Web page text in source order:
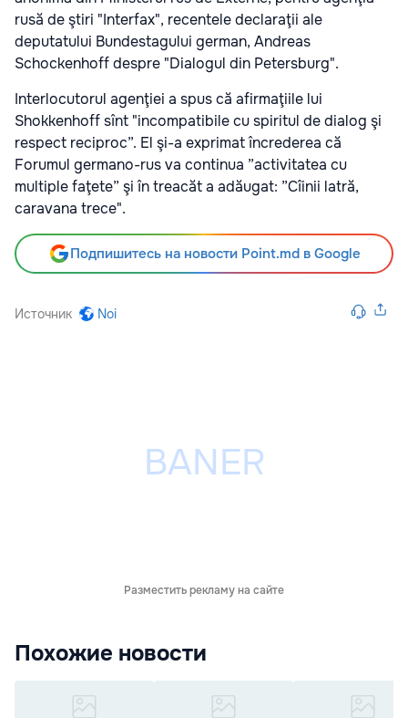
rusă de ştiri "Interfax", recentele declaraţii ale
deputatului Bundestagului german, Andreas
Schockenhoff despre "Dialogul din Petersburg".
Interlocutorul agenţiei a spus că afirmaţiile lui
Shokkenhoff sînt "incompatibile cu spiritul de dialog şi
respect reciproc”. El şi-a exprimat încrederea că
Forumul germano-rus va continua ”activitatea cu
multiple faţete” şi în treacăt a adăugat: ”Cîinii latră,
caravana trece".
Подпишитесь на новости Point.md в Google
Источник Noi
Разместить рекламу на сайте
Похожие новости